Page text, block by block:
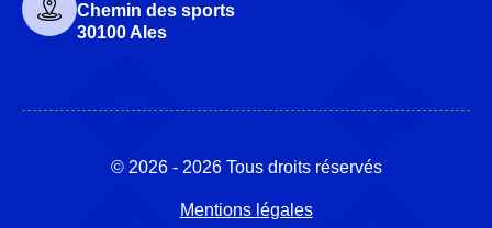
Chemin des sports
30100 Ales
© 2026 - 2026 Tous droits réservés
Mentions légales